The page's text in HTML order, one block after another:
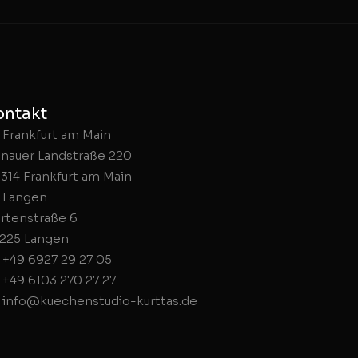
Frankfurt am Main
Landstraße 220
Frankfurt am Main
Langen
6
Langen
+49 6927 29 27 05
+49 6103 270 27 27
info@kuechenstudio-kurttas.de